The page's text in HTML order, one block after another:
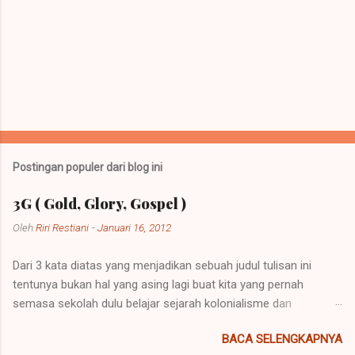
Postingan populer dari blog ini
3G ( Gold, Glory, Gospel )
OlehRiri Restiani -Januari 16, 2012
Dari 3 kata diatas yang menjadikan sebuah judul tulisan ini
tentunya bukan hal yang asing lagi buat kita yang pernah
semasa sekolah dulu belajar sejarah kolonialisme dan
bentuk kalimat yang mempunyai penjelasan yang berbeda
BACA SELENGKAPNYA